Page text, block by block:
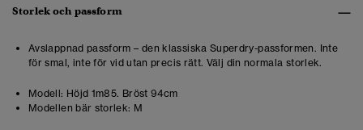
Storlek och passform
Avslappnad passform – den klassiska Superdry-passformen. Inte
för smal, inte för vid utan precis rätt. Välj din normala storlek.
Modell: Höjd 1m85. Bröst 94cm
Modellen bär storlek: M